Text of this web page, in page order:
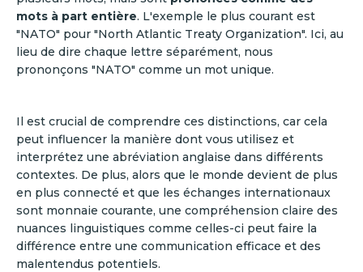
mots à part entière. L'exemple le plus courant est
"NATO" pour "North Atlantic Treaty Organization". Ici, au
lieu de dire chaque lettre séparément, nous
prononçons "NATO" comme un mot unique.
Il est crucial de comprendre ces distinctions, car cela
peut influencer la manière dont vous utilisez et
interprétez une abréviation anglaise dans différents
contextes. De plus, alors que le monde devient de plus
en plus connecté et que les échanges internationaux
sont monnaie courante, une compréhension claire des
nuances linguistiques comme celles-ci peut faire la
différence entre une communication efficace et des
malentendus potentiels.